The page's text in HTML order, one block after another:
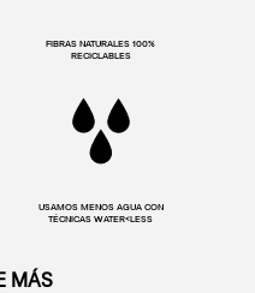
FIBRAS NATURALES 100%
RECICLABLES
USAMOS MENOS AGUA CON
TÉCNICAS WATER<LESS
MÁS